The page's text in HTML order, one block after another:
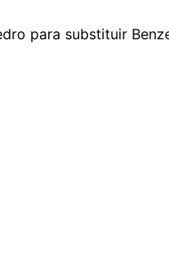
para substituir